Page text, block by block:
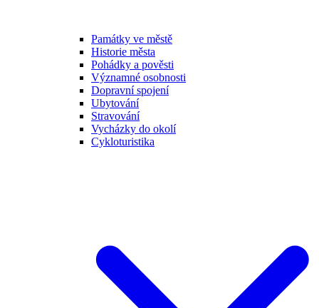
Památky ve městě
Historie města
Pohádky a pověsti
Významné osobnosti
Dopravní spojení
Ubytování
Stravování
Vycházky do okolí
Cykloturistika